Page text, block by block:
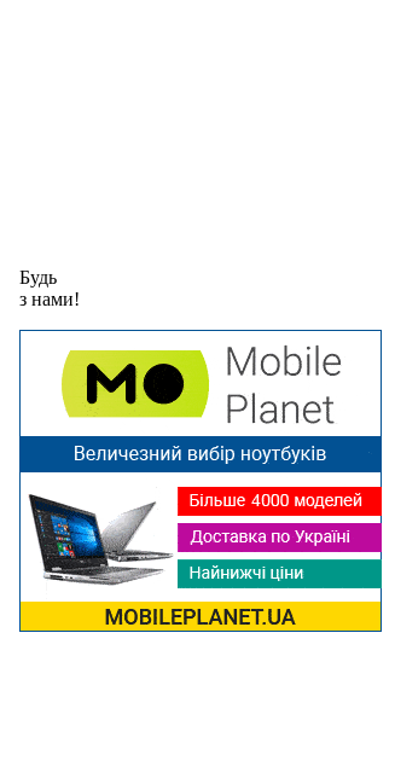
Будь
з нами!